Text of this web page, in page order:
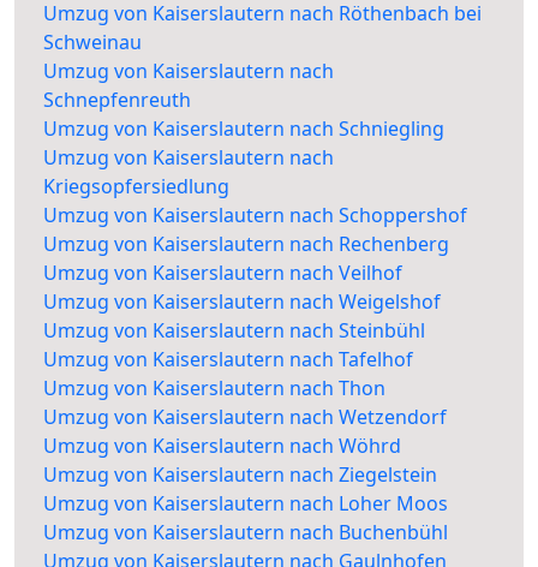
Umzug von Kaiserslautern nach Röthenbach bei
Schweinau
Umzug von Kaiserslautern nach
Schnepfenreuth
Umzug von Kaiserslautern nach Schniegling
Umzug von Kaiserslautern nach
Kriegsopfersiedlung
Umzug von Kaiserslautern nach Schoppershof
Umzug von Kaiserslautern nach Rechenberg
Umzug von Kaiserslautern nach Veilhof
Umzug von Kaiserslautern nach Weigelshof
Umzug von Kaiserslautern nach Steinbühl
Umzug von Kaiserslautern nach Tafelhof
Umzug von Kaiserslautern nach Thon
Umzug von Kaiserslautern nach Wetzendorf
Umzug von Kaiserslautern nach Wöhrd
Umzug von Kaiserslautern nach Ziegelstein
Umzug von Kaiserslautern nach Loher Moos
Umzug von Kaiserslautern nach Buchenbühl
Umzug von Kaiserslautern nach Gaulnhofen